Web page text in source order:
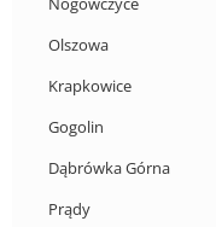
Olszowa
Krapkowice
Gogolin
Dąbrówka Górna
Prądy